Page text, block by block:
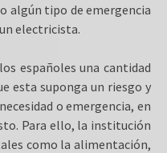
algún tipo de emergencia
electricista.
españoles una cantidad
esta suponga un riesgo y
o emergencia, en
Para ello, la institución
como la alimentación,